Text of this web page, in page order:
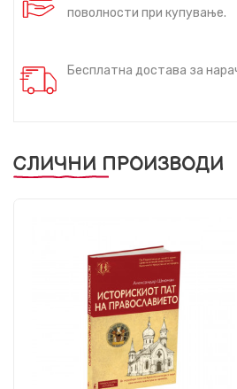
поволности при купување.
Бесплатна достава за
СЛИЧНИ ПРОИЗВОДИ